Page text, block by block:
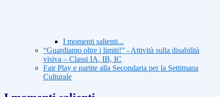
I momenti salienti...
“Guardiamo oltre i limiti!” - Attività sulla disabilità
visiva – Classi IA, IB, IC
Fair Play e partite alla Secondaria per la Settimana
Culturale